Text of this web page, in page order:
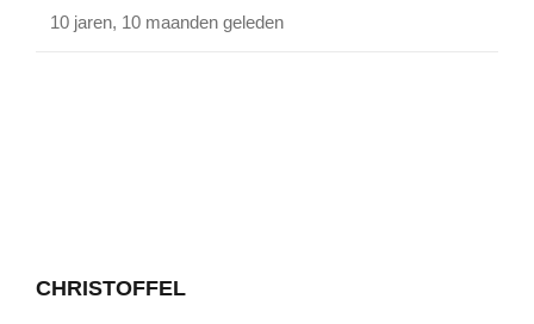
10 jaren, 10 maanden geleden
CHRISTOFFEL